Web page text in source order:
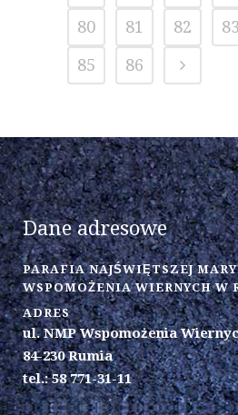
80
81 82 83
85
86
Dane adresowe
PARAFIA NAJŚWIĘTSZEJ
WSPOMOŻENIA WIERNYCH W
ADRES
ul. NMP Wspomożenia
84-230 Rumia
tel.: 58 771-31-11